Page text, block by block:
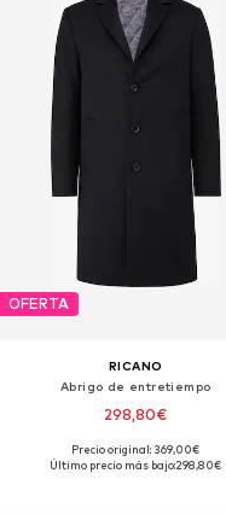
OFERTA
RICANO
Abrigo de entretiempo
298,80€
Tallas disponibles: S, M, L, XL, XXL,
Precio original: 369,00€
Último precio más bajo:298,80€